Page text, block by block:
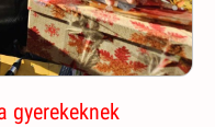
gyerekeknek